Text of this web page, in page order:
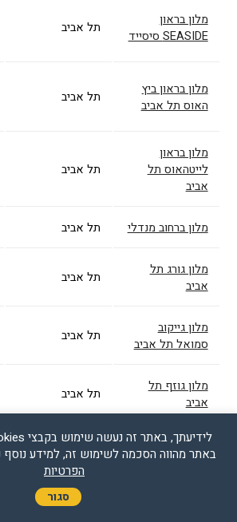
מלון בראון
SEASIDE סיסייד
תל אביב
מלון בראון ביץ
האוס תל אביב
תל אביב
מלון בראון
לייטהאוס תל
אביב
תל אביב
מלון ברחוב מנדלי תל אביב
מלון גורג תל
אביב
תל אביב
מלון גייקוב
סמואל תל אביב
תל אביב
מלון גוזף תל
אביב
תל אביב
מלון גולדן האוס -
רשת מלונות
תל אביב
באתר מהווה הסכמה לשימוש זה, למידע נוסף
הפרטיות
סגור